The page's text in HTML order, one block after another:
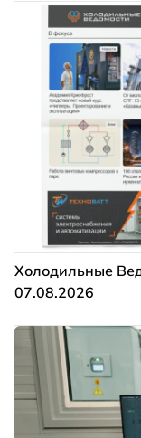
Холодильные
07.08.2026